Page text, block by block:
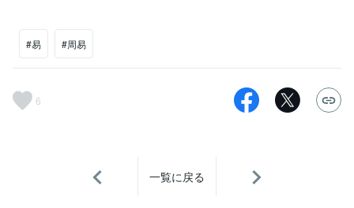
#易 #周易
6
一覧に戻る